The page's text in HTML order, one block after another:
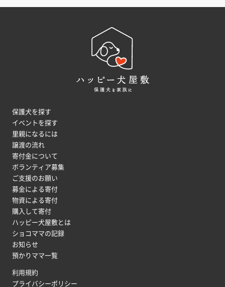
保護犬を探す
イベントを探す
里親になるには
譲渡の流れ
寄付金について
ボランティア募集
ご支援のお願い
募金による寄付
物資による寄付
購入して寄付
ハッピー犬屋敷とは
ショコママの記録
お知らせ
預かりママ一覧
利用規約
プライバシーポリシー